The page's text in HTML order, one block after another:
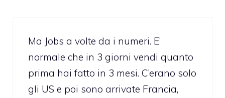
Ma Jobs a volte da i numeri. E’
normale che in 3 giorni vendi quanto
prima hai fatto in 3 mesi. C’erano solo
gli US e poi sono arrivate Francia,